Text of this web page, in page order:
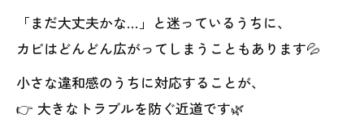
「まだ大丈夫かな…」と迷っているうちに、
カビはどんどん広がってしまうこともあります💦
小さな違和感のうちに対応することが、
👉 大きなトラブルを防ぐ近道です🌿